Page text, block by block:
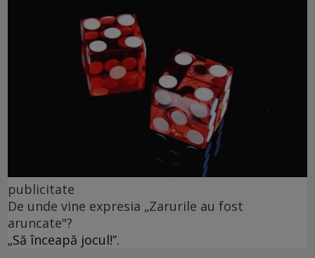
publicitate
De unde vine expresia „Zarurile au fost
aruncate"?
„Să înceapă jocul!”.